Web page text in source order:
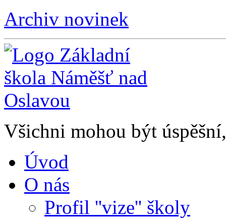
Archiv novinek
Všichni mohou být
Úvod
O nás
Profil ''vize'' školy